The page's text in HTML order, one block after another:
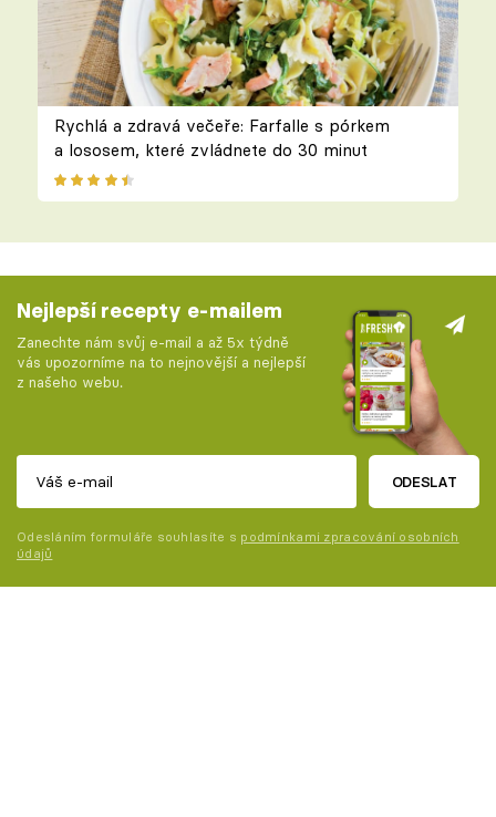
Rychlá a zdravá večeře: Farfalle s pórkem
a lososem, které zvládnete do 30 minut
Nejlepší recepty e-mailem
Zanechte nám svůj e-mail a až 5x týdně
vás upozorníme na to nejnovější a nejlepší
z našeho webu.
ODESLAT
Odesláním formuláře souhlasíte s podmínkami zpracování osobních
údajů